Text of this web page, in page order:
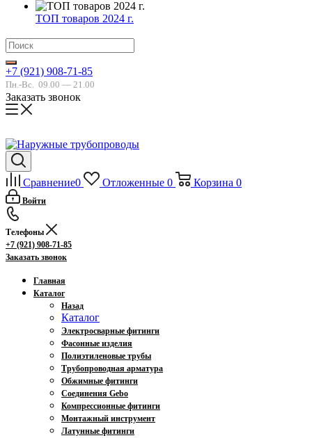
ТОП товаров 2024 г.
+7 (921) 908-71-85
Пн.-Вс. 09.00 — 21.00
Заказать звонок
Сравнение0 Отложенные 0 Корзина 0
Войти
Телефоны
+7 (921) 908-71-85
Заказать звонок
Главная
Каталог
Назад
Каталог
Электросварные фитинги
Фасонные изделия
Полиэтиленовые трубы
Трубопроводная арматура
Обжимные фитинги
Соединения Gebo
Компрессионные фитинги
Монтажный инструмент
Латунные фитинги